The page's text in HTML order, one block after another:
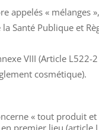
appelés « mélanges
Santé Publique et
VIII (Article L522-
cosmétique).
« tout produit
premier lieu (article